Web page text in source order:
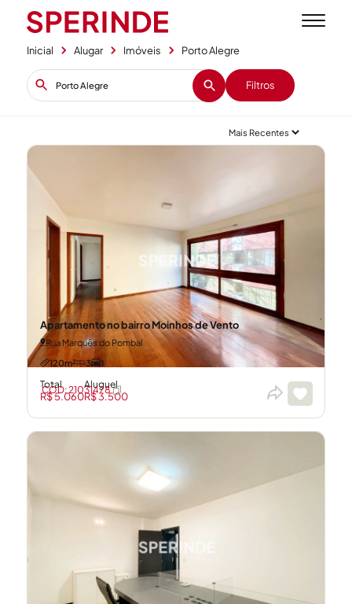
Inicial Alugar Imóveis Porto Alegre
Filtros
Apartamento no bairro Moinhos de Vento
Rua Marquês do Pombal
120m²
3 1
Total
R$ 5.060
Aluguel
R$ 3.500
CÓD: 21031478